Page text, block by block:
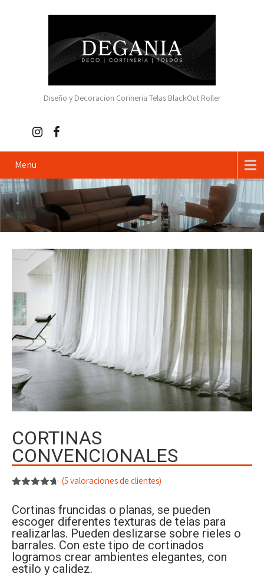
Diseño y Decoracion Corineria Telas BlackOut Roller
Menu
CORTINAS
CONVENCIONALES
de 5 en
base a
valoracione
s de
clientes
(5 valoraciones de clientes)
Cortinas fruncidas o planas, se pueden
escoger diferentes texturas de telas para
realizarlas. Pueden deslizarse sobre rieles o
barrales. Con este tipo de cortinados
logramos crear ambientes elegantes, con
estilo y calidez.